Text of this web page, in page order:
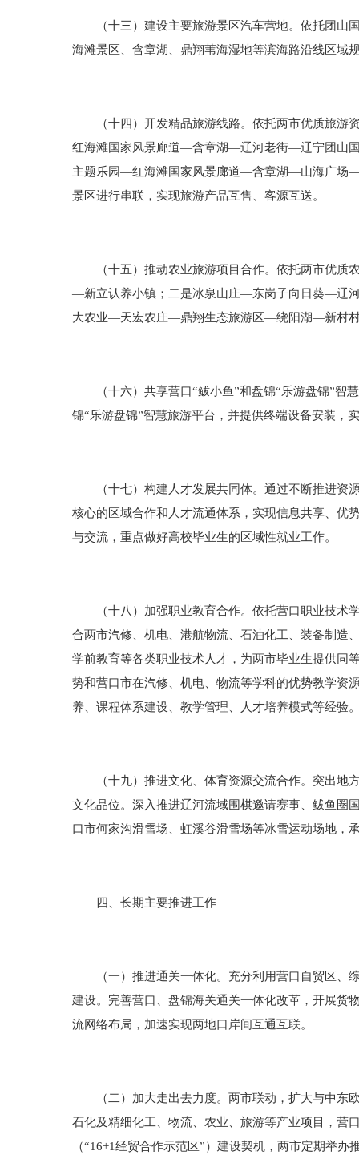
（十三）建设主要旅游景区汽车营地。依托团山国
海滩景区、含章湖、鼎翔苇海湿地等滨海路沿线区域
（十四）开发精品旅游线路。依托两市优质旅游
红海滩国家风景廊道—含章湖—辽河老街—辽宁团山
主题乐园—红海滩国家风景廊道—含章湖—山海广场—
景区进行串联，实现旅游产品互售、客源互送。
（十五）推动农业旅游项目合作。依托两市优质
—新立认养小镇；二是冰泉山庄—东岗子向日葵—辽
大农业—天宏农庄—鼎翔生态旅游区—绕阳湖—新村村
（十六）共享营口“鲅小鱼”和盘锦“乐游盘锦”智慧
锦“乐游盘锦”智慧旅游平台，并提供终端设备安装，
（十七）构建人才发展共同体。通过不断推进资源
核心的区域合作和人才流通体系，实现信息共享、优
与交流，重点做好高校毕业生的区域性就业工作。
（十八）加强职业教育合作。依托营口职业技术学
合两市汽修、机电、港航物流、石油化工、装备制造
学前教育等各类职业技术人才，为两市毕业生提供同
势和营口市在汽修、机电、物流等学科的优势教学资
养、课程体系建设、教学管理、人才培养模式等经验
（十九）推进文化、体育资源交流合作。突出地方
文化品位。深入推进辽河流域围棋邀请赛事、鲅鱼圈
口市何家沟滑雪场、虹溪谷滑雪场等冰雪运动场地，
四、长期主要推进工作
（一）推进通关一体化。充分利用营口自贸区、综
建设。完善营口、盘锦海关通关一体化改革，开展货
流网络布局，加速实现两地口岸间互通互联。
（二）加大走出去力度。两市联动，扩大与中东欧
石化及精细化工、物流、农业、旅游等产业项目，营
（“16+1经贸合作示范区”）建设契机，两市定期举